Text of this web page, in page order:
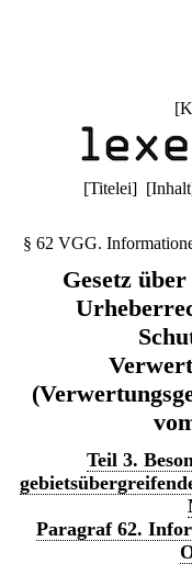
[
[Titelei] [Inhalt
§ 62 VGG.
Gesetz
Teil 3.
Paragraf 62.